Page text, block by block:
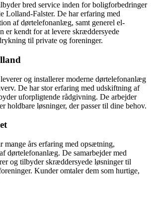
bred service inden for boligforbedringer
Lolland-Falster. De har erfaring med
af dørtelefonanlæg, samt generel el-
er kendt for at levere skræddersyede
til private og foreninger.
og installerer moderne dørtelefonanlæg
De har stor erfaring med udskiftning af
uforpligtende rådgivning. De arbejder
holdbare løsninger, der passer til dine behov.
mange års erfaring med opsætning,
dørtelefonanlæg. De samarbejder med
og tilbyder skræddersyede løsninger til
Kunder omtaler dem som hurtige,